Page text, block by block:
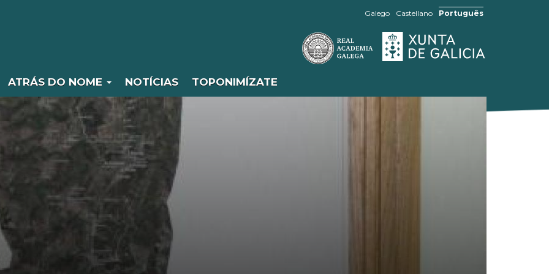
Galego Castellano Português
ATRÁS DO NOME NOTÍCIAS TOPONIMÍZATE